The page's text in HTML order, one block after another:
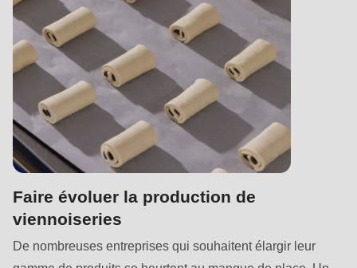
deprecated
in
Drupal\rondo_contact\ContactService-
>Drupal\rondo_contact\
{closure}
()
(line
597
modules/custom/rondo_contact/src/ContactService.php
Deprecated
Faire évoluer la production de
viennoiseries
De nombreuses entreprises qui souhaitent élargir leur